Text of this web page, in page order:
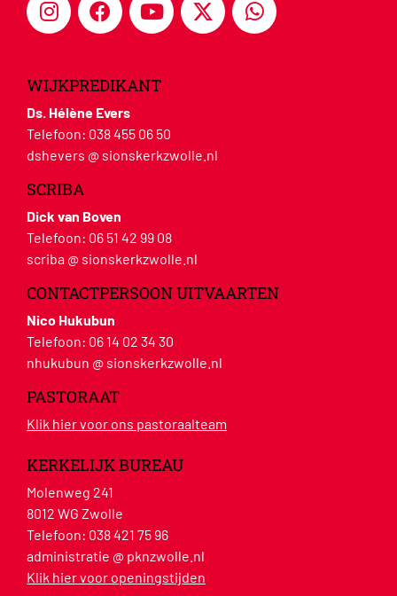
WIJKPREDIKANT
Ds. Hélène Evers
Telefoon: 038 455 06 50
dshevers @ sionskerkzwolle.nl
SCRIBA
Dick van Boven
Telefoon: 06 51 42 99 08
scriba @ sionskerkzwolle.nl
CONTACTPERSOON UITVAARTEN
Nico Hukubun
Telefoon: 06 14 02 34 30
nhukubun @ sionskerkzwolle.nl
PASTORAAT
Klik hier voor ons pastoraalteam
KERKELIJK BUREAU
Molenweg 241
8012 WG Zwolle
Telefoon: 038 421 75 96
administratie @ pknzwolle.nl
Klik hier voor openingstijden